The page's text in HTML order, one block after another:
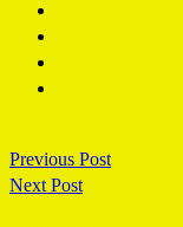
Previous Post
Next Post